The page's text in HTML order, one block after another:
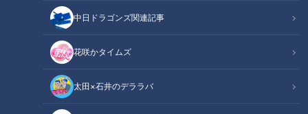
中日ドラゴンズ関連記事
花咲かタイムズ
太田×石井のデララバ